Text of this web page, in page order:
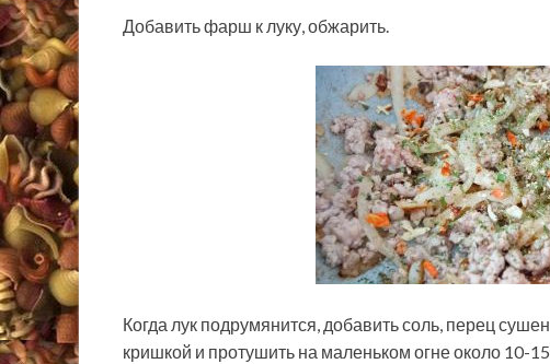
Добавить фарш к луку, обжарить.
Когда лук подрумянится, добавить соль, перец
кришкой и протушить на маленьком огне около 10-